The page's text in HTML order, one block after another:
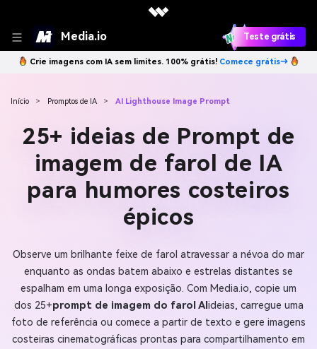
Media.io Teste grátis
Crie imagens com IA sem limites. 100% grátis! Comece grátis→
Início > Promptos de IA > AI Lighthouse Image Prompt
25+ ideias de Prompt de
imagem de farol de IA
para humores costeiros
épicos
Observe um brilhante feixe de farol atravessar a névoa do mar
enquanto as ondas batem abaixo e estrelas distantes se
espalham em uma longa exposição. Com Media.io, copie um
dos 25+prompt de imagem do farol AIideias, carregue uma
foto de referência ou comece a partir de texto e gere imagens
costeiras cinematográficas prontas para compartilhamento em